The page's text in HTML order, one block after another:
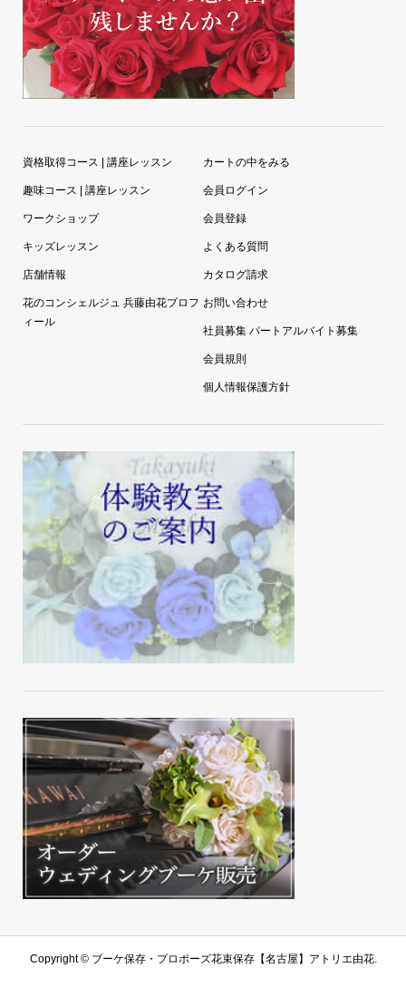
資格取得コース | 講座レッスン
趣味コース | 講座レッスン
ワークショップ
キッズレッスン
店舗情報
花のコンシェルジュ 兵藤由花プロフ
ィール
カートの中をみる
会員ログイン
会員登録
よくある質問
カタログ請求
お問い合わせ
社員募集 パートアルバイト募集
会員規則
個人情報保護方針
Copyright ©ブーケ保存・プロポーズ花束保存【名古屋】アトリエ由花.